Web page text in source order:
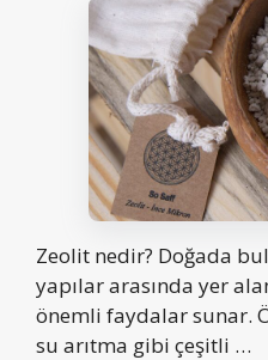
Zeolit nedir? Doğada
yapılar arasında yer
önemli faydalar sunar.
su arıtma gibi çeşitli …